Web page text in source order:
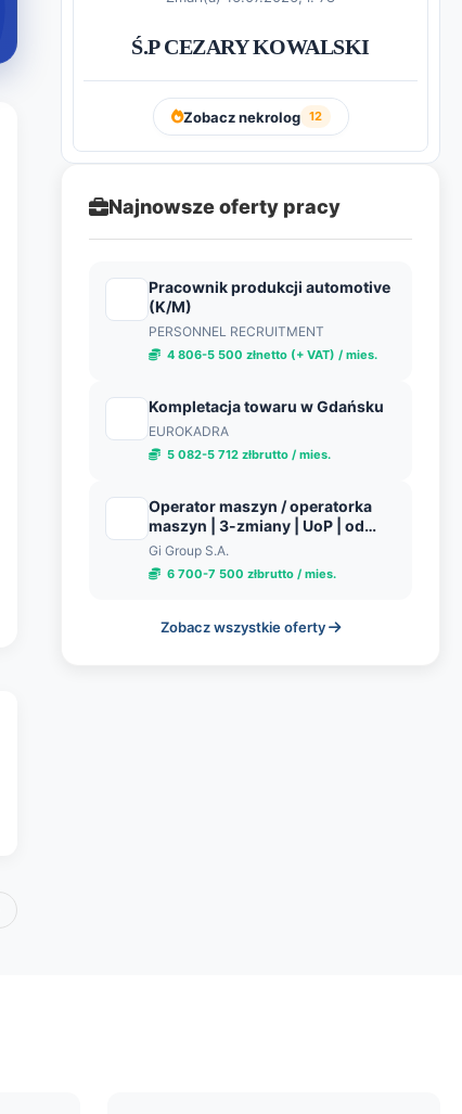
Ś.P CEZARY KOWALSKI
Zobacz nekrolog 12
Najnowsze oferty pracy
Pracownik produkcji automotive
(K/M)
PERSONNEL RECRUITMENT
4 806-5 500 złnetto (+ VAT) / mies.
Kompletacja towaru w Gdańsku
EUROKADRA
5 082-5 712 złbrutto / mies.
Operator maszyn / operatorka
maszyn | 3-zmiany | UoP | od
zaraz
Gi Group S.A.
6 700-7 500 złbrutto / mies.
Zobacz wszystkie oferty